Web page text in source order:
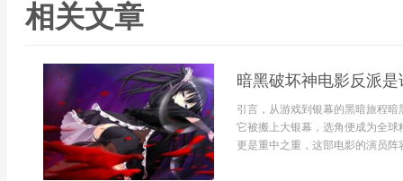
相关文章
暗黑破坏神电影反派
引言，从游戏到银幕的黑暗旅程
它被搬上大银幕，选角便成为全
更是重中之重，这部电影的演员